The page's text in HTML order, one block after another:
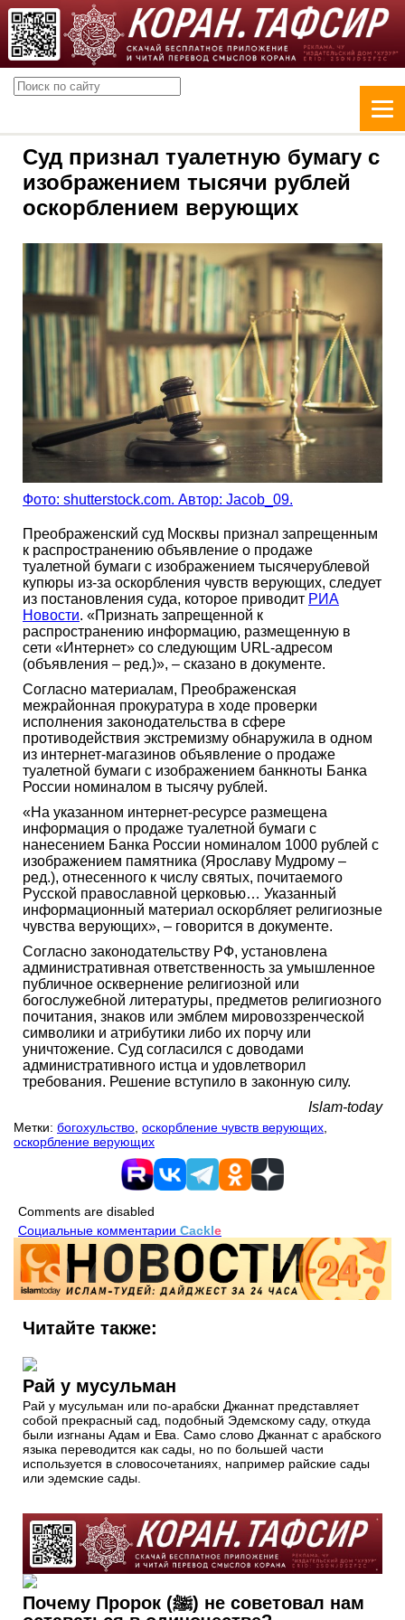
Суд признал туалетную бумагу с
изображением тысячи рублей
оскорблением верующих
Фото: shutterstock.com. Автор: Jacob_09.
Преображенский суд Москвы признал запрещенным
к распространению объявление о продаже
туалетной бумаги с изображением тысячерублевой
купюры из-за оскорбления чувств верующих, следует
из постановления суда, которое приводит РИА
Новости. «Признать запрещенной к
распространению информацию, размещенную в
сети «Интернет» со следующим URL-адресом
(объявления – ред.)», – сказано в документе.
Согласно материалам, Преображенская
межрайонная прокуратура в ходе проверки
исполнения законодательства в сфере
противодействия экстремизму обнаружила в одном
из интернет-магазинов объявление о продаже
туалетной бумаги с изображением банкноты Банка
России номиналом в тысячу рублей.
«На указанном интернет-ресурсе размещена
информация о продаже туалетной бумаги с
нанесением Банка России номиналом 1000 рублей с
изображением памятника (Ярославу Мудрому –
ред.), отнесенного к числу святых, почитаемого
Русской православной церковью… Указанный
информационный материал оскорбляет религиозные
чувства верующих», – говорится в документе.
Согласно законодательству РФ, установлена
административная ответственность за умышленное
публичное осквернение религиозной или
богослужебной литературы, предметов религиозного
почитания, знаков или эмблем мировоззренческой
символики и атрибутики либо их порчу или
уничтожение. Суд согласился с доводами
административного истца и удовлетворил
требования. Решение вступило в законную силу.
Islam-today
Метки: богохульство оскорбление чувств верующих
оскорбление верующих
Comments are disabled
Социальные комментарии Cackle
Читайте также:
Рай у мусульман
Рай у мусульман или по-арабски Джаннат представляет
собой прекрасный сад, подобный Эдемскому саду, откуда
были изгнаны Адам и Ева. Само слово Джаннат с арабского
языка переводится как сады, но по большей части
используется в словосочетаниях, например райские сады
или эдемские сады.
Почему Пророк (ﷺ) не советовал нам